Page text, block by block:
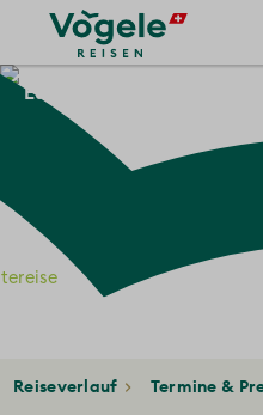
Europa
Termine & Preise